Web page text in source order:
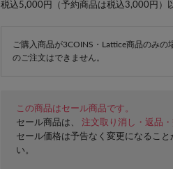
税込5,000円（予約商品は税込3,000円）
ご購入商品が3COINS・Lattice商品のみ
のご注文はできません。
この商品はセール商品です。
セール商品は、 注文取り消し・返品
セール価格は予告なく変更になるこ
い。